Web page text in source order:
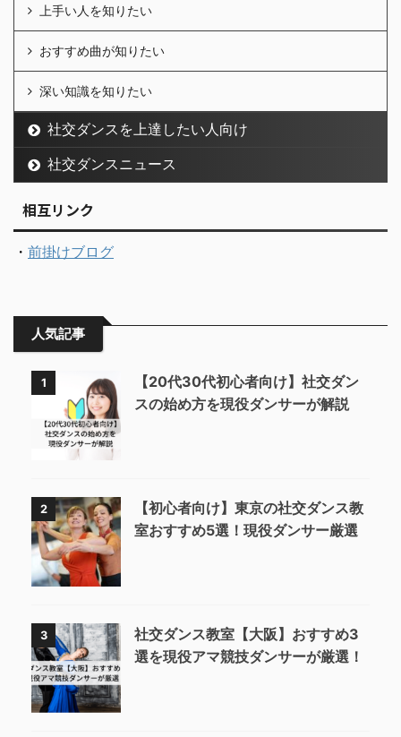
上手い人を知りたい
おすすめ曲が知りたい
深い知識を知りたい
社交ダンスを上達したい人向け
社交ダンスニュース
相互リンク
・ 前掛けブログ
人気記事
1
【20代30代初心者向け】社交ダン
スの始め方を現役ダンサーが解説
2
【初心者向け】東京の社交ダンス教
室おすすめ5選！現役ダンサー厳選
3
社交ダンス教室【大阪】おすすめ3
選を現役アマ競技ダンサーが厳選！